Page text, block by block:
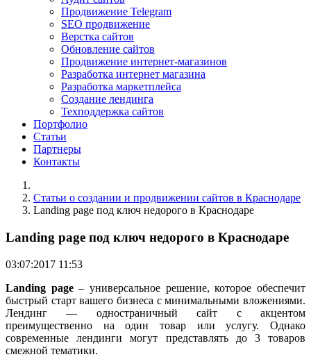
Продвижение Telegram
SEO продвижение
Верстка сайтов
Обновление сайтов
Продвижение интернет-магазинов
Разработка интернет магазина
Разработка маркетплейса
Создание лендинга
Техподдержка сайтов
Портфолио
Статьи
Партнеры
Контакты
Статьи о создании и продвижении сайтов в Краснодаре
Landing page под ключ недорого в Краснодаре
Landing page под ключ недорого в Краснодаре
03:07:2017 11:53
Landing page– универсальное решение, которое обеспечит
быстрый старт вашего бизнеса с минимальными вложениями.
Лендинг — одностраничный сайт с акцентом
преимущественно на один товар или услугу. Однако
современные лендинги могут представлять до 3 товаров
смежной тематики.